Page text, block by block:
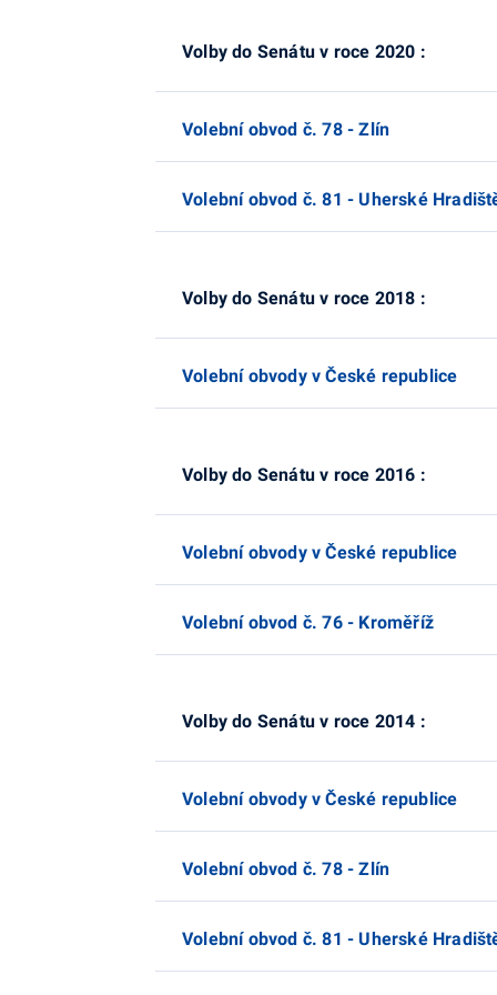
Volby do Senátu v roce 2020 :
Volební obvod č. 78 - Zlín
Volební obvod č. 81 - Uherské
Volby do Senátu v roce 2018 :
Volební obvody v České republice
Volby do Senátu v roce 2016 :
Volební obvody v České republice
Volební obvod č. 76 - Kroměříž
Volby do Senátu v roce 2014 :
Volební obvody v České republice
Volební obvod č. 78 - Zlín
Volební obvod č. 81 - Uherské